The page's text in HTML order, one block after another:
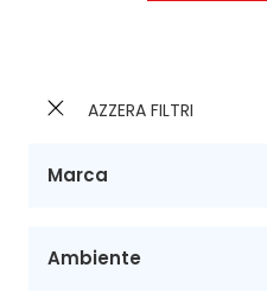
AZZERA FILTRI
Marca
Ambiente